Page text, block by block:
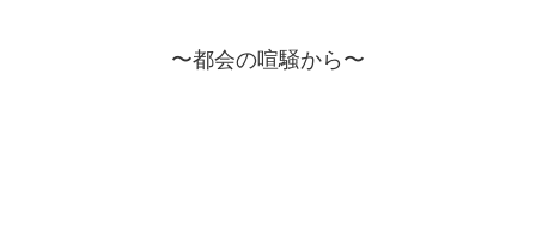
〜都会の喧騒から〜